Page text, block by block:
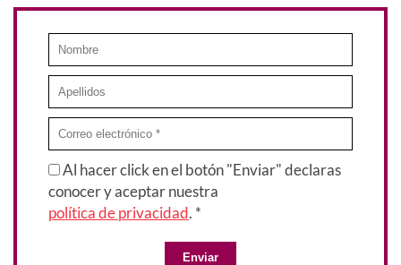
Al hacer click en el botón "Enviar" declaras
conocer y aceptar nuestra
política de privacidad. *
Enviar